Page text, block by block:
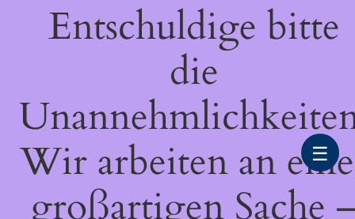
Entschuldige bitte
die
Wir arbeiten an
großartigen Sache
☰